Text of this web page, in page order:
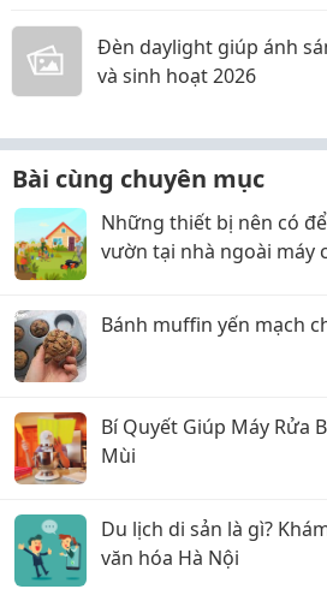
Đèn daylight giúp ánh
và sinh hoạt 2026
Bài cùng chuyên mục
Những thiết bị nên có
vườn tại nhà ngoài máy
Bánh muffin yến mạch
Bí Quyết Giúp Máy Rửa
Mùi
Du lịch di sản là gì?
văn hóa Hà Nội